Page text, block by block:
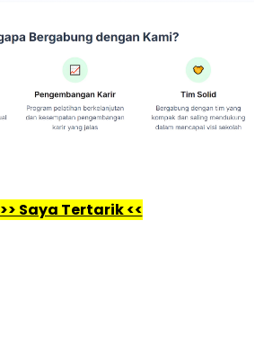
>> Saya Tertarik <<